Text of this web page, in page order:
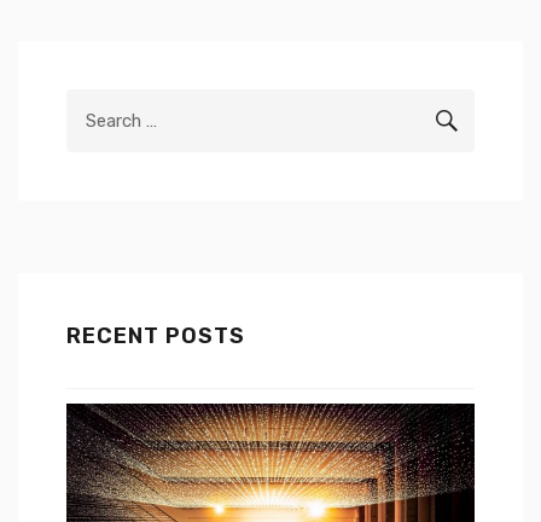
SEARCH
RECENT POSTS